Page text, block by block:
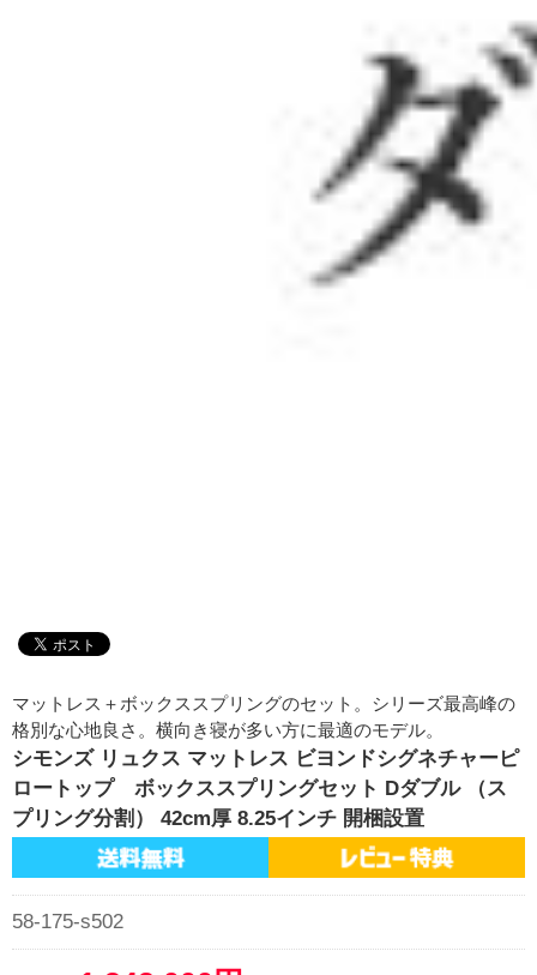
マットレス＋ボックススプリングのセット。シリーズ最高峰の
格別な心地良さ。横向き寝が多い方に最適のモデル。
シモンズ リュクス マットレス ビヨンドシグネチャーピ
ロートップ ボックススプリングセット Dダブル （ス
プリング分割） 42cm厚 8.25インチ 開梱設置
58-175-s502